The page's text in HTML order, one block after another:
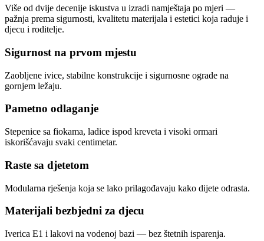
Više od dvije decenije iskustva u izradi namještaja po mjeri —
pažnja prema sigurnosti, kvalitetu materijala i estetici koja raduje i
djecu i roditelje.
Sigurnost na prvom mjestu
Zaobljene ivice, stabilne konstrukcije i sigurnosne ograde na
gornjem ležaju.
Pametno odlaganje
Stepenice sa fiokama, ladice ispod kreveta i visoki ormari
iskorišćavaju svaki centimetar.
Raste sa djetetom
Modularna rješenja koja se lako prilagođavaju kako dijete odrasta.
Materijali bezbjedni za djecu
Iverica E1 i lakovi na vodenoj bazi — bez štetnih isparenja.